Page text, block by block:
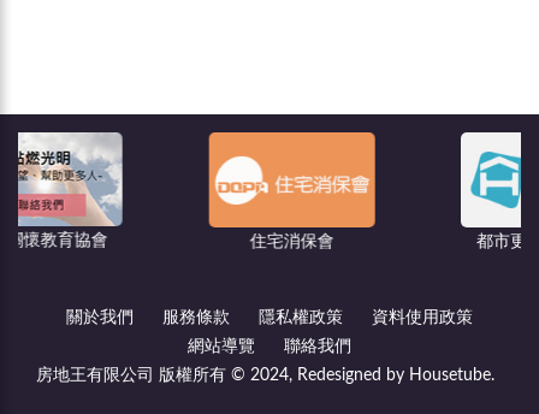
住宅消保會 都市更新－危老王
關於我們 服務條款 隱私權政策
資料使用政策
網站導覽
聯絡我們
房地王有限公司 版權所有 © 2024, Redesigned by Housetube.